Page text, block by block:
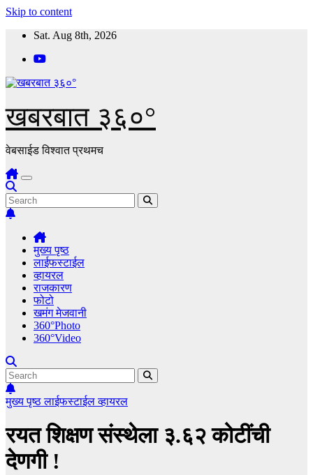
Skip to content
Sat. Aug 8th, 2026
खबरबात ३६०°
वेबसाईड विश्वात प्रथमच
मुख्य पृष्ठ
लाईफस्टाईल
व्हायरल
राजकारण
फोटो
खमंग मेजवानी
360°Photo
360°Video
मुख्य पृष्ठलाईफस्टाईलव्हायरल
रयत शिक्षण संस्थेला ३.६२ कोटींची
देणगी !